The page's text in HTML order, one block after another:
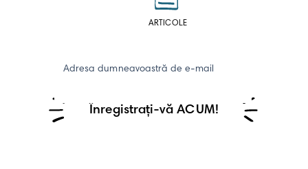
ARTICOLE
Adresa dumneavoastră de e-mail
Înregistrați-vă ACUM!